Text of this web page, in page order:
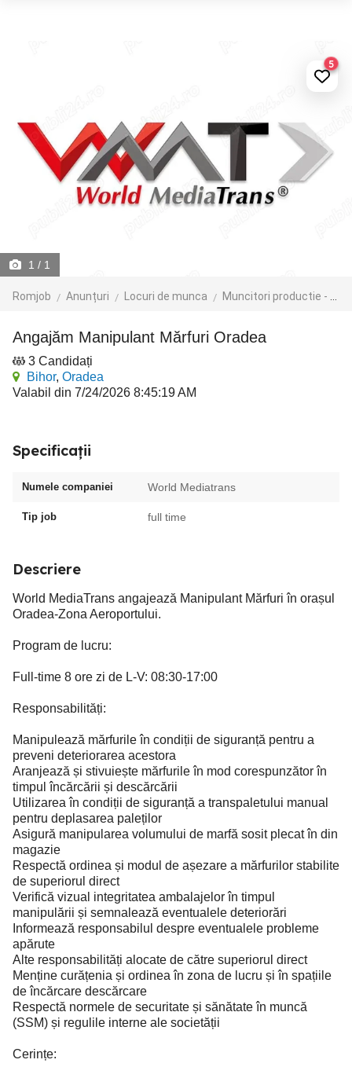
1 / 1
Romjob Anunțuri Locuri de munca Muncitori productie - depozit - logistica
5
Angajăm Manipulant Mărfuri Oradea
3 Candidați
Bihor, Oradea
Valabil din 7/24/2026 8:45:19 AM
Specificații
Numele companiei World Mediatrans
Tip job full time
Descriere
World MediaTrans angajează Manipulant Mărfuri în orașul
Oradea-Zona Aeroportului.
Program de lucru:
Full-time 8 ore zi de L-V: 08:30-17:00
Responsabilități:
Manipulează mărfurile în condiții de siguranță pentru a
preveni deteriorarea acestora
Aranjează și stivuiește mărfurile în mod corespunzător în
timpul încărcării și descărcării
Utilizarea în condiții de siguranță a transpaletului manual
pentru deplasarea paleților
Asigură manipularea volumului de marfă sosit plecat în din
magazie
Respectă ordinea și modul de așezare a mărfurilor stabilite
de superiorul direct
Verifică vizual integritatea ambalajelor în timpul
manipulării și semnalează eventualele deteriorări
Informează responsabilul despre eventualele probleme
apărute
Alte responsabilități alocate de către superiorul direct
Menține curățenia și ordinea în zona de lucru și în spațiile
de încărcare descărcare
Respectă normele de securitate și sănătate în muncă
(SSM) și regulile interne ale societății
Cerințe: